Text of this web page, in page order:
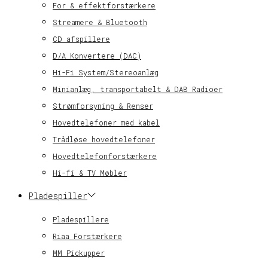
For & effektforstærkere
Streamere & Bluetooth
CD afspillere
D/A Konvertere (DAC)
Hi-Fi System/Stereoanlæg
Minianlæg, transportabelt & DAB Radioer
Strømforsyning & Renser
Hovedtelefoner med kabel
Trådløse hovedtelefoner
Hovedtelefonforstærkere
Hi-fi & TV Møbler
Pladespiller
Pladespillere
Riaa Forstærkere
MM Pickupper